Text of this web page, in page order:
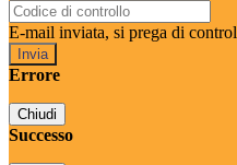
E-mail inviata, si prega di
Errore
Chiudi
Successo